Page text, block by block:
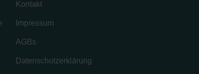
Kontakt
Impressum
AGBs
Datenschutzerklärung